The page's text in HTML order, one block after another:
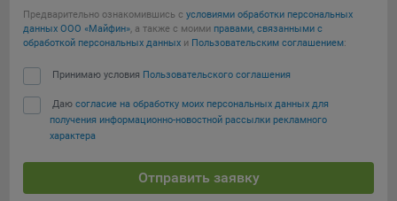
9.4. Аналитические файлы cookie, например
Яндекс.Метрика, Google Analytics. Данные файлы cookie
собирают информацию о том, как пользователь
использовал сайты, и позволяют Обществу вносить в них
улучшения.
Аналитические файлы cookie показывают, какие страницы
сайта Общества посещаются чаще всего, помогают
сайта, а также позволяют оценить эффективность
рекламы. Благодаря этому у Общества есть возможность
Сохранить мои изменения
Сохранить по умолчанию
Предварительно ознакомившись с условиями обработки персональных
данных ООО «Майфин», а также с моими правами, связанными с
обработкой персональных данных и Пользовательским соглашением:
Принимаю условия Пользовательского соглашения
Даю согласие на обработку моих персональных данных для
получения информационно-новостной рассылки рекламного
характера
Отправить заявку